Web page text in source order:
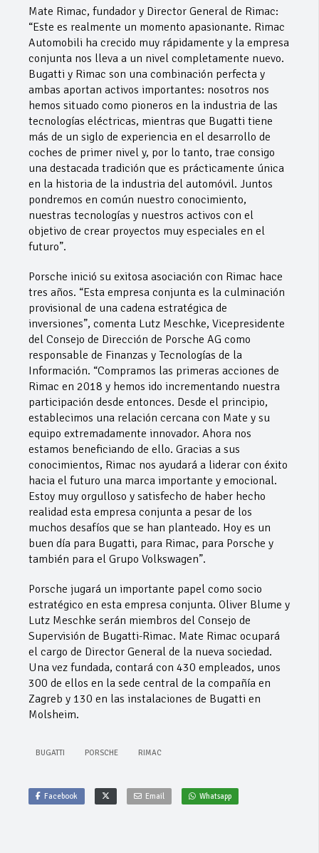
Mate Rimac, fundador y Director General de Rimac:
“Este es realmente un momento apasionante. Rimac
Automobili ha crecido muy rápidamente y la empresa
conjunta nos lleva a un nivel completamente nuevo.
Bugatti y Rimac son una combinación perfecta y
ambas aportan activos importantes: nosotros nos
hemos situado como pioneros en la industria de las
tecnologías eléctricas, mientras que Bugatti tiene
más de un siglo de experiencia en el desarrollo de
coches de primer nivel y, por lo tanto, trae consigo
una destacada tradición que es prácticamente única
en la historia de la industria del automóvil. Juntos
pondremos en común nuestro conocimiento,
nuestras tecnologías y nuestros activos con el
objetivo de crear proyectos muy especiales en el
futuro”.
Porsche inició su exitosa asociación con Rimac hace
tres años. “Esta empresa conjunta es la culminación
provisional de una cadena estratégica de
inversiones”, comenta Lutz Meschke, Vicepresidente
del Consejo de Dirección de Porsche AG como
responsable de Finanzas y Tecnologías de la
Información. “Compramos las primeras acciones de
Rimac en 2018 y hemos ido incrementando nuestra
participación desde entonces. Desde el principio,
establecimos una relación cercana con Mate y su
equipo extremadamente innovador. Ahora nos
estamos beneficiando de ello. Gracias a sus
conocimientos, Rimac nos ayudará a liderar con éxito
hacia el futuro una marca importante y emocional.
Estoy muy orgulloso y satisfecho de haber hecho
realidad esta empresa conjunta a pesar de los
muchos desafíos que se han planteado. Hoy es un
buen día para Bugatti, para Rimac, para Porsche y
también para el Grupo Volkswagen”.
Porsche jugará un importante papel como socio
estratégico en esta empresa conjunta. Oliver Blume y
Lutz Meschke serán miembros del Consejo de
Supervisión de Bugatti-Rimac. Mate Rimac ocupará
el cargo de Director General de la nueva sociedad.
Una vez fundada, contará con 430 empleados, unos
300 de ellos en la sede central de la compañía en
Zagreb y 130 en las instalaciones de Bugatti en
Molsheim.
BUGATTI PORSCHE RIMAC
Facebook Email Whatsapp